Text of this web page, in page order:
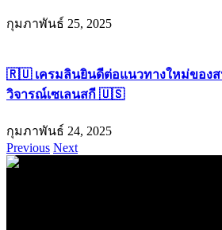
กุมภาพันธ์ 25, 2025
🇷🇺 เครมลินยินดีต่อแนวทางใหม่ของส
วิจารณ์เซเลนสกี 🇺🇸
กุมภาพันธ์ 24, 2025
Previous Next